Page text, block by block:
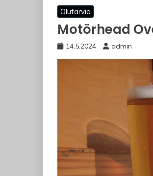
Olutarvio
Motörhead
14.5.2024 admin